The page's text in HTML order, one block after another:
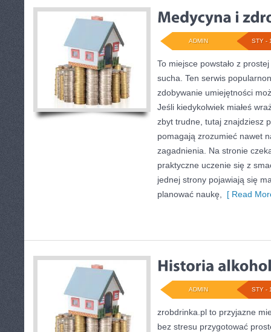
STY -
ADMIN
To miejsce powstało z
sucha. Ten serwis
zdobywanie umiejętności
Jeśli kiedykolwiek miałeś
zbyt trudne, tutaj znajdziesz
pomagają zrozumieć nawet
zagadnienia. Na stronie
praktyczne uczenie się z
jednej strony pojawiają się
planować naukę,
[ Read
STY -
ADMIN
zrobdrinka.pl to przyjazne
bez stresu przygotować